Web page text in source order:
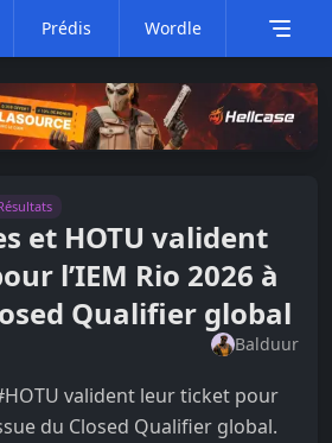
Prédis Wordle
et HOTU valident
l’IEM Rio 2026 à
Qualifier global
Balduur
valident leur ticket pour
du Closed Qualifier global.